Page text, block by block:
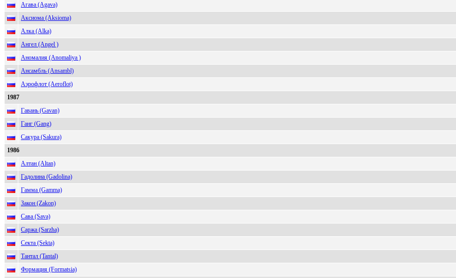
Агава (Agava)
Аксиома (Aksioma)
Алка (Alka)
Ангел (Angel )
Аномалия (Anomaliya )
Ансамбль (Ansambl)
Аэрофлот (Aeroflot)
1987
Гавань (Gavan)
Ганг (Gang)
Сакура (Sakura)
1986
Алтан (Altan)
Гадолина (Gadolina)
Гамма (Gamma)
Закон (Zakon)
Сава (Sava)
Саржа (Sarzha)
Секта (Sekta)
Тантал (Tantal)
Формация (Formatsia)